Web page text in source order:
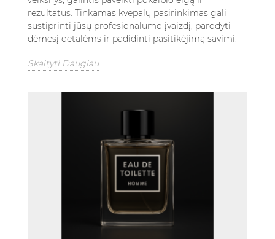
rezultatus. Tinkamas kvepalų pasirinkimas gali
sustiprinti jūsų profesionalumo įvaizdį, parodyti
dėmesį detalėms ir padidinti pasitikėjimą savimi.
Skaityti Daugiau